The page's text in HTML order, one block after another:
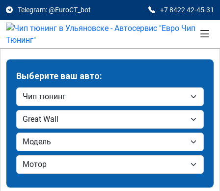
Telegram: @EuroCT_bot +7 8422 42-45-31
Выберите ваш авто: